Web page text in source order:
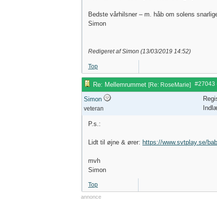
Bedste vårhilsner – m. håb om solens
Simon
Redigeret af Simon (13/03/2019 14:52)
Top
#27043
Re: Mellemrummet [Re: RoseMarie]
Simon
veteran
P.s.:
Lidt til øjne & ører: https://www.svtplay.se/
mvh
Simon
Top
annonce